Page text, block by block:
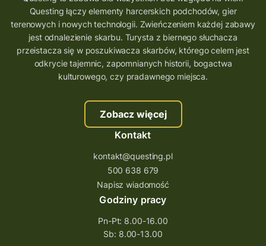
aplikacja gry terenowe
wielkopolskie questy
wakacje z questami
trenerzy questingu
szkolenie tworzenie questów
szkolenie questing
Stefan Żeromski
ścieżka
Rzeszów
questy świętokrzyskie
questujwpolsce
questuj z nami
questingwyprawa po skarb
questingowy projekt współpracy
questing wielkopolska
Questing łączy elementy harcerskich podchodów, gier
terenowych i nowych technologii. Zwieńczeniem każdej zabawy
jest odnalezienie skarbu. Turysta z biernego słuchacza
przeistacza się w poszukiwacza skarbów, którego celem jest
odkrycie tajemnic, zapomnianych historii, bogactwa
kulturowego, czy pradawnego miejsca.
Zobacz więcej
Kontakt
kontakt@questing.pl
500 638 679
Napisz wiadomość
Godziny pracy
Pn-Pt: 8.00-16.00
Sb: 8.00-13.00